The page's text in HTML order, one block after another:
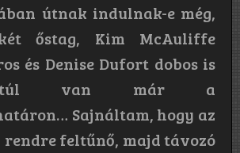
útnak indulnak-e még,
őstag, Kim McAuliffe
és Denise Dufort dobos is
túl van már a
Sajnáltam, hogy az
rendre feltűnő, majd távozó